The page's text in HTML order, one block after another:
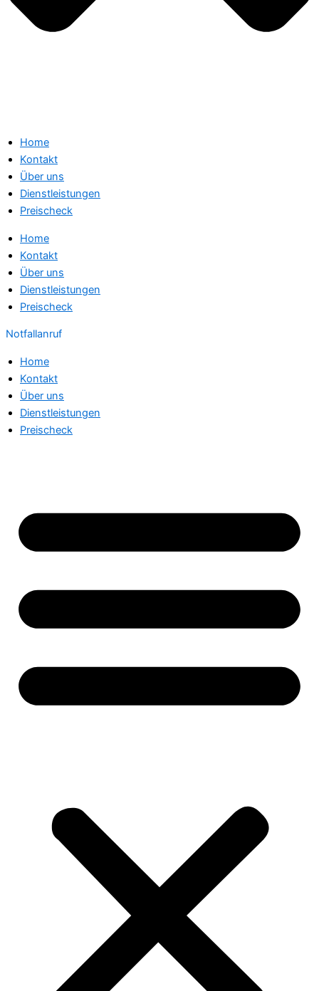
Home
Kontakt
Über uns
Dienstleistungen
Preischeck
Home
Kontakt
Über uns
Dienstleistungen
Preischeck
Notfallanruf
Home
Kontakt
Über uns
Dienstleistungen
Preischeck